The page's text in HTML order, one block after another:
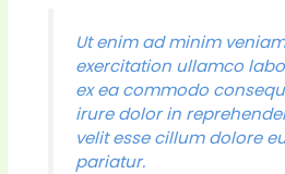
Ut enim ad minim
exercitation ullamco
ex ea commodo
irure dolor in
velit esse cillum dolore
pariatur.